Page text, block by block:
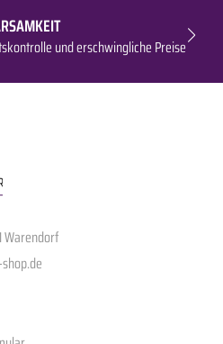
und erschwingliche Preise
Warendorf